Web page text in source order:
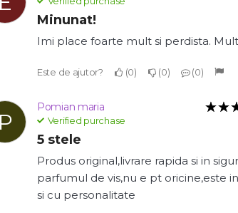
Minunat!
Imi place foarte mult si perdista.
Este de ajutor? 0 0 0
P
Pomian maria
Verified purchase
5 stele
Produs original,livrare rapida si in
parfumul de vis,nu e pt oricine,este
si cu personalitate